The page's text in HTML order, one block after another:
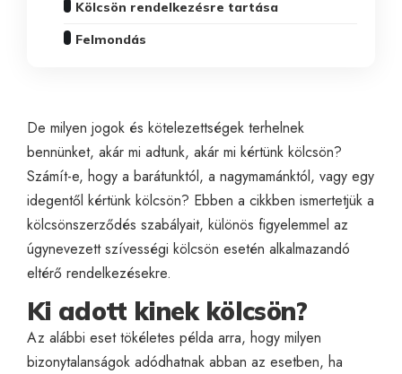
Kölcsön rendelkezésre tartása
Felmondás
De milyen jogok és kötelezettségek terhelnek
bennünket, akár mi adtunk, akár mi kértünk kölcsön?
Számít-e, hogy a barátunktól, a nagymamánktól, vagy egy
idegentől kértünk kölcsön? Ebben a cikkben ismertetjük a
kölcsönszerződés szabályait, különös figyelemmel az
úgynevezett szívességi kölcsön esetén alkalmazandó
eltérő rendelkezésekre.
Ki adott kinek kölcsön?
Az alábbi eset tökéletes példa arra, hogy milyen
bizonytalanságok adódhatnak abban az esetben, ha